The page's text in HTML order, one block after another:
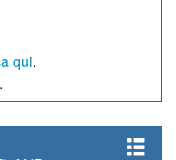
qui.
.